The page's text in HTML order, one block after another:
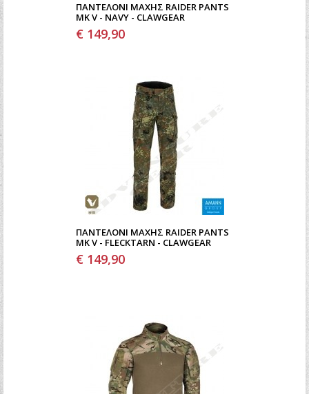
ΠΑΝΤΕΛΌΝΙ ΜΆΧΗΣ RAIDER PANTS
MK V - NAVY - CLAWGEAR
€ 149,90
ΠΑΝΤΕΛΌΝΙ ΜΆΧΗΣ RAIDER PANTS
MK V - FLECKTARN - CLAWGEAR
€ 149,90